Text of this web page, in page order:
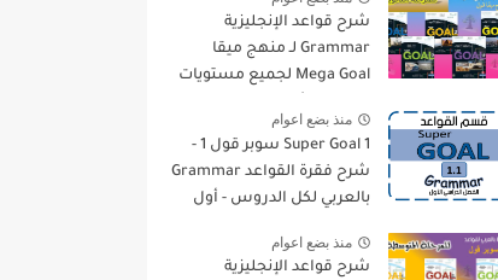
شرح قواعد الإنجليزية
Grammar لـ منهج ميقا
Mega Goal لجميع مستويات
منذ بضع اعوام
Super Goal 1 سوبر قول 1 -
شرح فقرة القواعد Grammar
بالعربي لكل الدروس - أول
الأول
منذ بضع اعوام
شرح قواعد الإنجليزية